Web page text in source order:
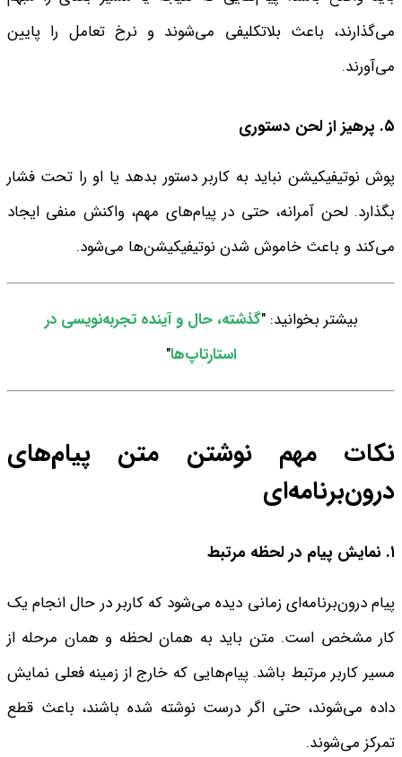
می‌گذارند، باعث بلاتکلیفی می‌شوند و نرخ تعامل را پایین
می‌آورند.
۵. پرهیز از لحن دستوری
پوش نوتیفیکیشن نباید به کاربر دستور بدهد یا او را تحت فشار
بگذارد. لحن آمرانه، حتی در پیام‌های مهم، واکنش منفی ایجاد
می‌کند و باعث خاموش شدن نوتیفیکیشن‌ها می‌شود.
بیشتر بخوانید: "گذشته، حال و آینده تجربه‌نویسی در
استارتاپ‌ها"
نکات مهم نوشتن متن پیام‌های
درون‌برنامه‌ای
۱. نمایش پیام در لحظه مرتبط
پیام درون‌برنامه‌ای زمانی دیده می‌شود که کاربر در حال انجام یک
کار مشخص است. متن باید به همان لحظه و همان مرحله از
مسیر کاربر مرتبط باشد. پیام‌هایی که خارج از زمینه فعلی نمایش
داده می‌شوند، حتی اگر درست نوشته شده باشند، باعث قطع
تمرکز می‌شوند.